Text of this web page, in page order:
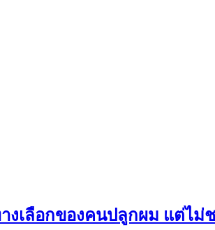
งเลือกของคนปลูกผม แต่ไม่